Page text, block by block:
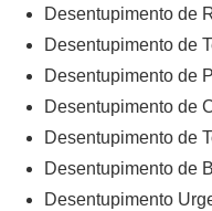
Desentupimento de
Desentupimento de
Desentupimento de
Desentupimento de
Desentupimento de
Desentupimento de
Desentupimento